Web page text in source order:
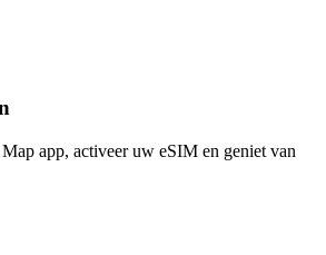
app, activeer uw eSIM en geniet van